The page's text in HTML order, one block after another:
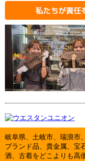
岐阜県、土岐市、瑞浪市
ブランド品、貴金属、宝
酒、古着をどこよりも高